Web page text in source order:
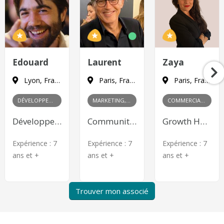
Edouard
Lyon, France
DÉVELOPPEMENT
Développeur Web Front-end
Expérience : 7
ans et +
Laurent
Paris, France
MARKETING, PRODUIT
Community Management, Content Marketing, Publicité en ligne, Product Management
Expérience : 7
ans et +
Zaya
Paris, France
COMMERCIAL, MARKETING
Growth Hacking, Content Marketing, Publicité en ligne, Relations publiques, Gestion des partenariats, Négociation commerciale, Développement de réseau, Analyse des marchés
Expérience : 7
ans et +
Trouver mon associé